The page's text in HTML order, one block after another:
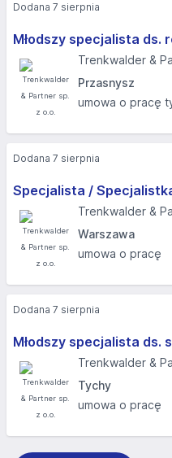
Młodszy specjalista ds.
Trenkwalder &
Przasnysz
umowa o pracę
Dodana 7 sierpnia
Specjalista /
Trenkwalder &
Warszawa
umowa o pracę
Dodana 7 sierpnia
Młodszy specjalista ds.
Trenkwalder &
Tychy
umowa o pracę
Dodana 7 sierpnia